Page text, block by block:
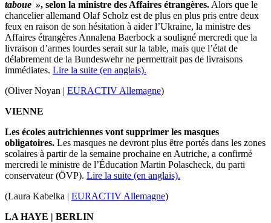
taboue », selon la ministre des Affaires étrangères. Alors que le
chancelier allemand Olaf Scholz est de plus en plus pris entre deux
feux en raison de son hésitation à aider l’Ukraine, la ministre des
Affaires étrangères Annalena Baerbock a souligné mercredi que la
livraison d’armes lourdes serait sur la table, mais que l’état de
délabrement de la Bundeswehr ne permettrait pas de livraisons
immédiates. Lire la suite (en anglais).
(Oliver Noyan | EURACTIV Allemagne)
VIENNE
Les écoles autrichiennes vont supprimer les masques
obligatoires. Les masques ne devront plus être portés dans les zones
scolaires à partir de la semaine prochaine en Autriche, a confirmé
mercredi le ministre de l’Éducation Martin Polascheck, du parti
conservateur (ÖVP). Lire la suite (en anglais).
(Laura Kabelka | EURACTIV Allemagne)
LA HAYE | BERLIN